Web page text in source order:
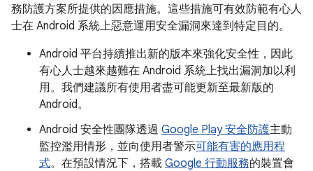
務防護方案所提供的因應措施。這些措施可有效防範有心人
士在 Android 系統上惡意運用安全漏洞來達到特定目的。
Android 平台持續推出新的版本來強化安全性，因此
有心人士越來越難在 Android 系統上找出漏洞加以利
用。我們建議所有使用者盡可能更新至最新版的
Android。
Android 安全性團隊透過 Google Play 安全防護主動
監控濫用情形，並向使用者警示可能有害的應用程
式。在預設情況下，搭載 Google 行動服務的裝置會